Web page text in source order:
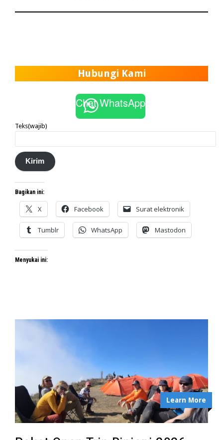
Hubungi Kami
Chat WhatsApp
Teks(wajib)
Kirim
Bagikan ini:
X Facebook Surat elektronik
Tumblr WhatsApp Mastodon
Menyukai ini:
Learn More